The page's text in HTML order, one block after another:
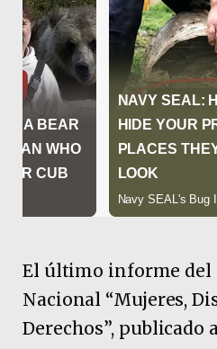
El último informe del
Nacional “Mujeres,
Derechos”, publicado